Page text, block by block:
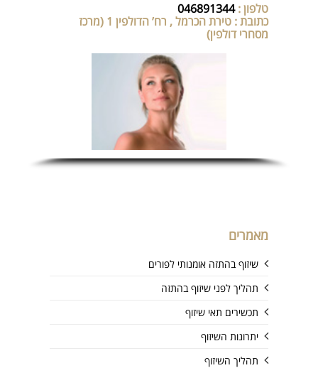
טלפון :046891344
כתובת : טירת הכרמל , רח’ הדולפין 1 (מרכז
מסחרי דולפין)
מאמרים
שיזוף בהתזה אומנותי לפורים
תהליך לפני שיזוף בהתזה
תכשירים תאי שיזוף
יתרונות השיזוף
תהליך השיזוף